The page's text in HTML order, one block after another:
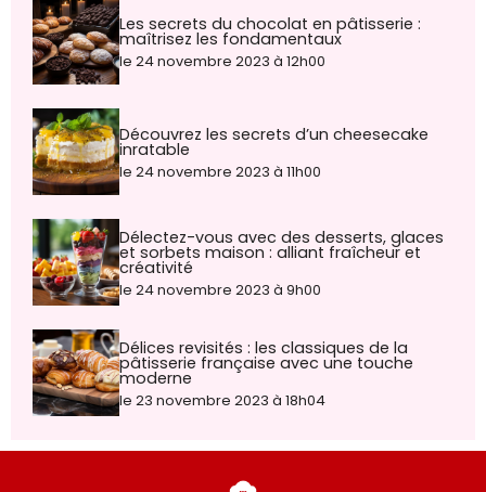
Les secrets du chocolat en pâtisserie :
maîtrisez les fondamentaux
le 24 novembre 2023 à 12h00
Découvrez les secrets d’un cheesecake
inratable
le 24 novembre 2023 à 11h00
Délectez-vous avec des desserts, glaces
et sorbets maison : alliant fraîcheur et
créativité
le 24 novembre 2023 à 9h00
Délices revisités : les classiques de la
pâtisserie française avec une touche
moderne
le 23 novembre 2023 à 18h04